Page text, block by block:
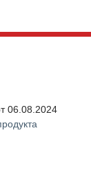
06.08.2024